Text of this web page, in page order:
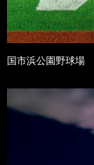
国市浜公園野球場